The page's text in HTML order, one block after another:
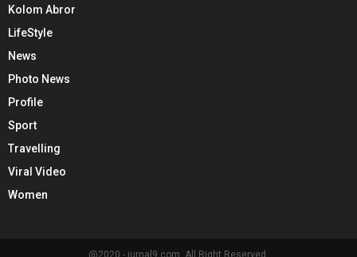
Kolom Abror
LifeStyle
News
Photo News
Profile
Sport
Travelling
Viral Video
Women
@2020 - jurnal9.com. All Right Reserved.